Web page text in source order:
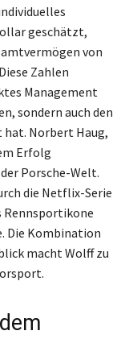
geschätzt,
von
Zahlen
Management
sondern auch den
hat. Norbert Haug,
Erfolg
Porsche-Welt.
die Netflix-Serie
Rennsportikone
Die Kombination
macht Wolff zu